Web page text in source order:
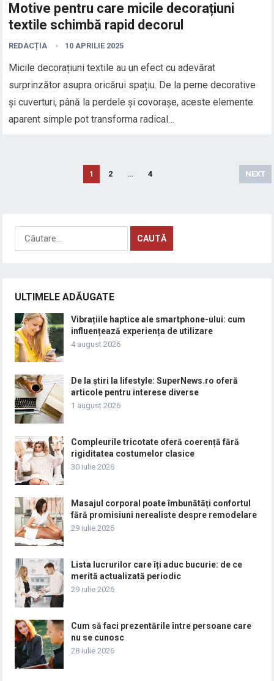
Motive pentru care micile decorațiuni
textile schimbă rapid decorul
REDACȚIA 10 APRILIE 2025
Micile decorațiuni textile au un efect cu adevărat
surprinzător asupra oricărui spațiu. De la perne decorative
și cuverturi, până la perdele și covorașe, aceste elemente
aparent simple pot transforma radical…
1 2 … 4 NEXT
Caută
ULTIMELE ADĂUGATE
Vibrațiile haptice ale smartphone-ului: cum
influențează experiența de utilizare
4 august 2026
De la știri la lifestyle: SuperNews.ro oferă
articole pentru interese diverse
1 august 2026
Compleurile tricotate oferă coerență fără
rigiditatea costumelor clasice
30 iulie 2026
Masajul corporal poate îmbunătăți confortul
fără promisiuni nerealiste despre remodelare
29 iulie 2026
Lista lucrurilor care îți aduc bucurie: de ce
merită actualizată periodic
29 iulie 2026
Cum să faci prezentările între persoane care
nu se cunosc
28 iulie 2026